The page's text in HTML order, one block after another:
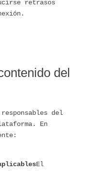
retrasos
del
del
En
El